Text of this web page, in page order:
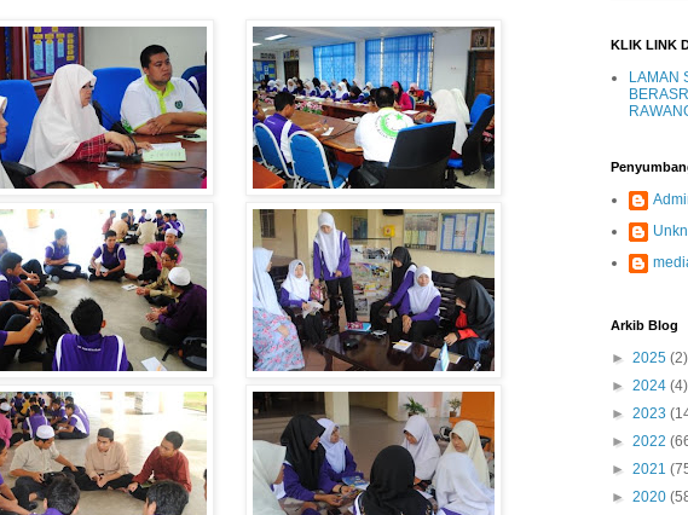
KLIK LINK
LAMAN
Arkib Blog
► 2025 (2)
► 2024 (4)
► 2023
► 2022
► 2021
► 2020